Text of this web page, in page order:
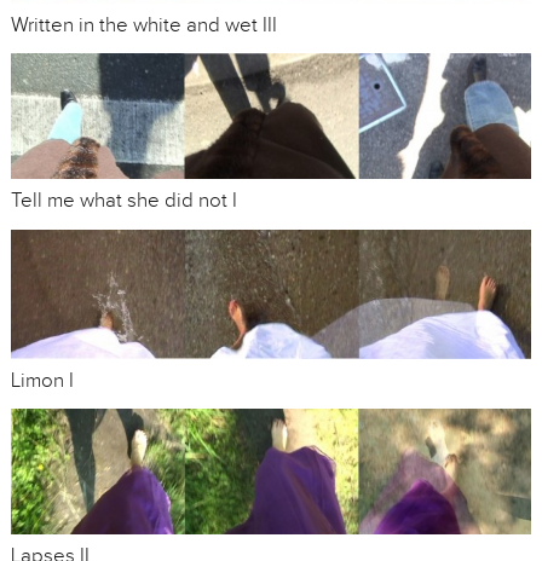
Written in the white and wet III
Tell me what she did not I
Limon I